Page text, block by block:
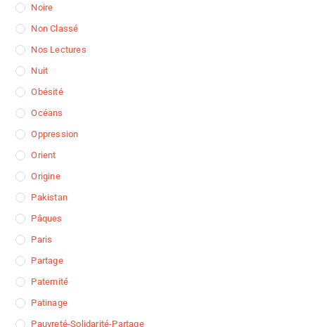
Noire
Non Classé
Nos Lectures
Nuit
Obésité
Océans
Oppression
Orient
Origine
Pakistan
Pâques
Paris
Partage
Paternité
Patinage
Pauvreté-Solidarité-Partage